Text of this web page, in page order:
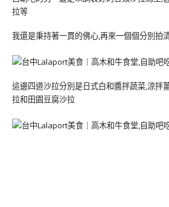
拉等
我還是秉持著一貫的佛心,再來一個個分別拍
這邊四道沙拉分別是日式白和醬拌蔬菜,涼拌
拉和田園豆腐沙拉